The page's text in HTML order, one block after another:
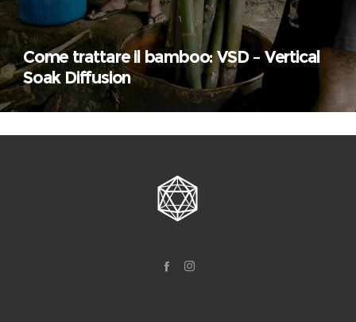
Come trattare il bamboo: VSD – Vertical
Soak Diffusion